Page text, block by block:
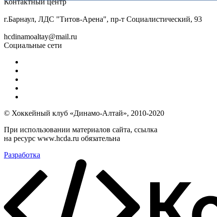
Контактный центр 8 (3852) 50-69-68
г.Барнаул, ЛДС "Титов-Арена", пр-т Социалистический, 93
hcdinamoaltay@mail.ru
Социальные сети
© Хоккейный клуб «Динамо-Алтай», 2010-2020
При использовании материалов сайта, ссылка
на ресурс www.hcda.ru обязательна
Разработка